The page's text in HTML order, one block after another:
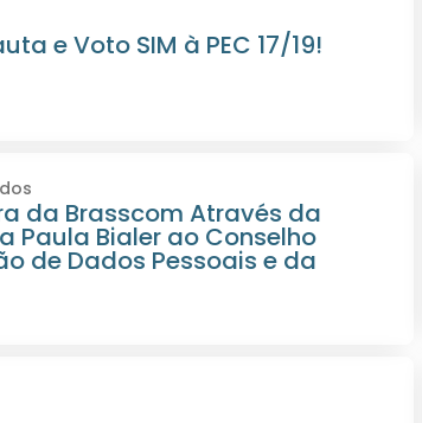
e Voto SIM à PEC 17/19!
da Brasscom Através da
Paula Bialer ao Conselho
de Dados Pessoais e da